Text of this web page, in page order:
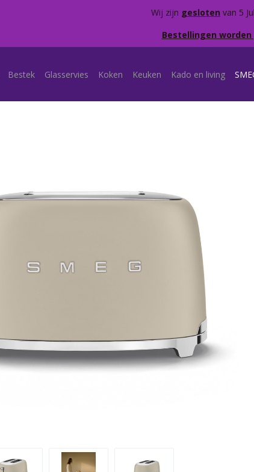
Wij zijn gesloten van 5
Bestellingen worden
Bestek Glasservies Koken Keuken Kado en living